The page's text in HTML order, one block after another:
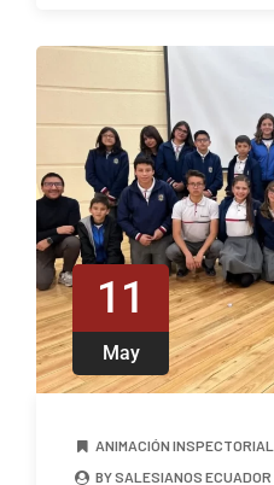
11
May
ANIMACIÓN INSPECTORIAL
BY SALESIANOS ECUADOR